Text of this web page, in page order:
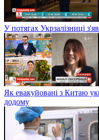
У потягах Укрзалізниці
Як евакуйовані з Китаю
додому